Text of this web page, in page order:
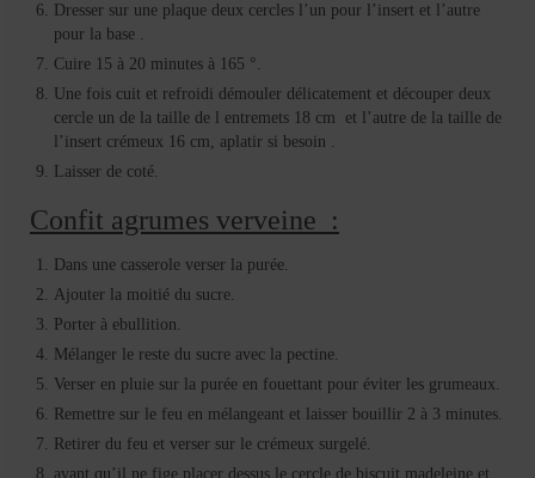
Dresser sur une plaque deux cercles l’un pour l’insert et l’autre
pour la base .
Cuire 15 à 20 minutes à 165 °.
Une fois cuit et refroidi démouler délicatement et découper deux
cercle un de la taille de l entremets 18 cm et l’autre de la taille de
l’insert crémeux 16 cm, aplatir si besoin .
Laisser de coté.
Confit agrumes verveine :
Dans une casserole verser la purée.
Ajouter la moitié du sucre.
Porter à ebullition.
Mélanger le reste du sucre avec la pectine.
Verser en pluie sur la purée en fouettant pour éviter les grumeaux.
Remettre sur le feu en mélangeant et laisser bouillir 2 à 3 minutes.
Retirer du feu et verser sur le crémeux surgelé.
avant qu’il ne fige placer dessus le cercle de biscuit madeleine et